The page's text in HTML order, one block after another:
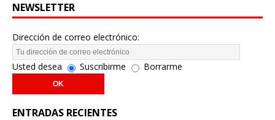
NEWSLETTER
Dirección de correo electrónico:
Usted desea Suscribirme Borrarme
ENTRADAS RECIENTES